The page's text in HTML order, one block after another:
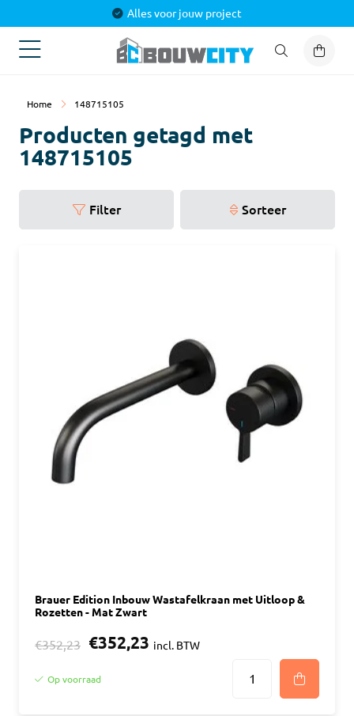
Alles voor jouw project
Home 148715105
Producten getagd met
148715105
Filter Sorteer
Brauer Edition Inbouw Wastafelkraan met Uitloop &
Rozetten - Mat Zwart
€352,23 €352,23 incl. BTW
Op voorraad